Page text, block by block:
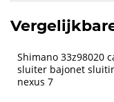
Shimano 33z98020
sluiter bajonet
nexus 7